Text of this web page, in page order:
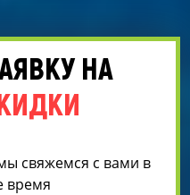
НА
свяжемся с вами в
время